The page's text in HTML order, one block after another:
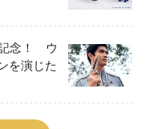
念！ ウ
を演じた